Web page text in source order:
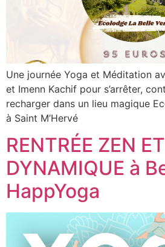
Une journée Yoga et Méditation
et Imenn Kachif pour s’arrêter,
recharger dans un lieu magique
à Saint M’Hervé
RENTRÉE ZEN ET
DYNAMIQUE à
HappYoga